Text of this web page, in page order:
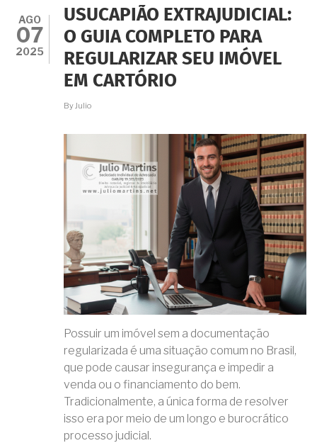
ENTENDA
A
POSSIBILIDADE
E
O
PROCEDIMENTO
EM
AGO
07
2025
USUCAPIÃO EXTRAJUDICIAL:
O GUIA COMPLETO PARA
REGULARIZAR SEU IMÓVEL
EM CARTÓRIO
By Julio
Possuir um imóvel sem a documentação
regularizada é uma situação comum no Brasil,
que pode causar insegurança e impedir a
venda ou o financiamento do bem.
Tradicionalmente, a única forma de resolver
isso era por meio de um longo e burocrático
processo judicial.